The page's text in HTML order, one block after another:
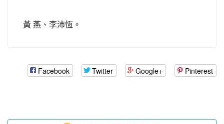
黃 燕、李沛恆。
Facebook Twitter Google+ Pinterest